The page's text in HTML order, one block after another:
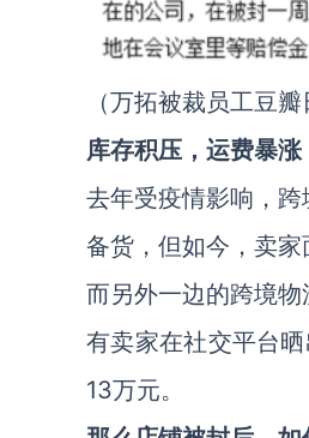
（万拓被裁员工豆瓣
库存积压，运费暴
去年受疫情影响，
备货，但如今，卖家
而另外一边的跨境物
有卖家在社交平台
13万元。